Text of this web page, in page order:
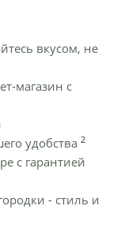
вкусом, не
магазин с
удобства 2
с гарантией
- стиль и